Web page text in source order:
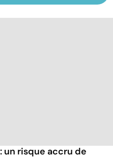
un risque accru de